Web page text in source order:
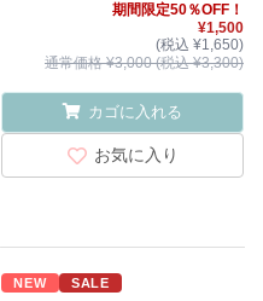
期間限定50％OFF！
¥1,500
(税込 ¥1,650)
通常価格 ¥3,000 (税込 ¥3,300)
カゴに入れる
お気に入り
NEW SALE